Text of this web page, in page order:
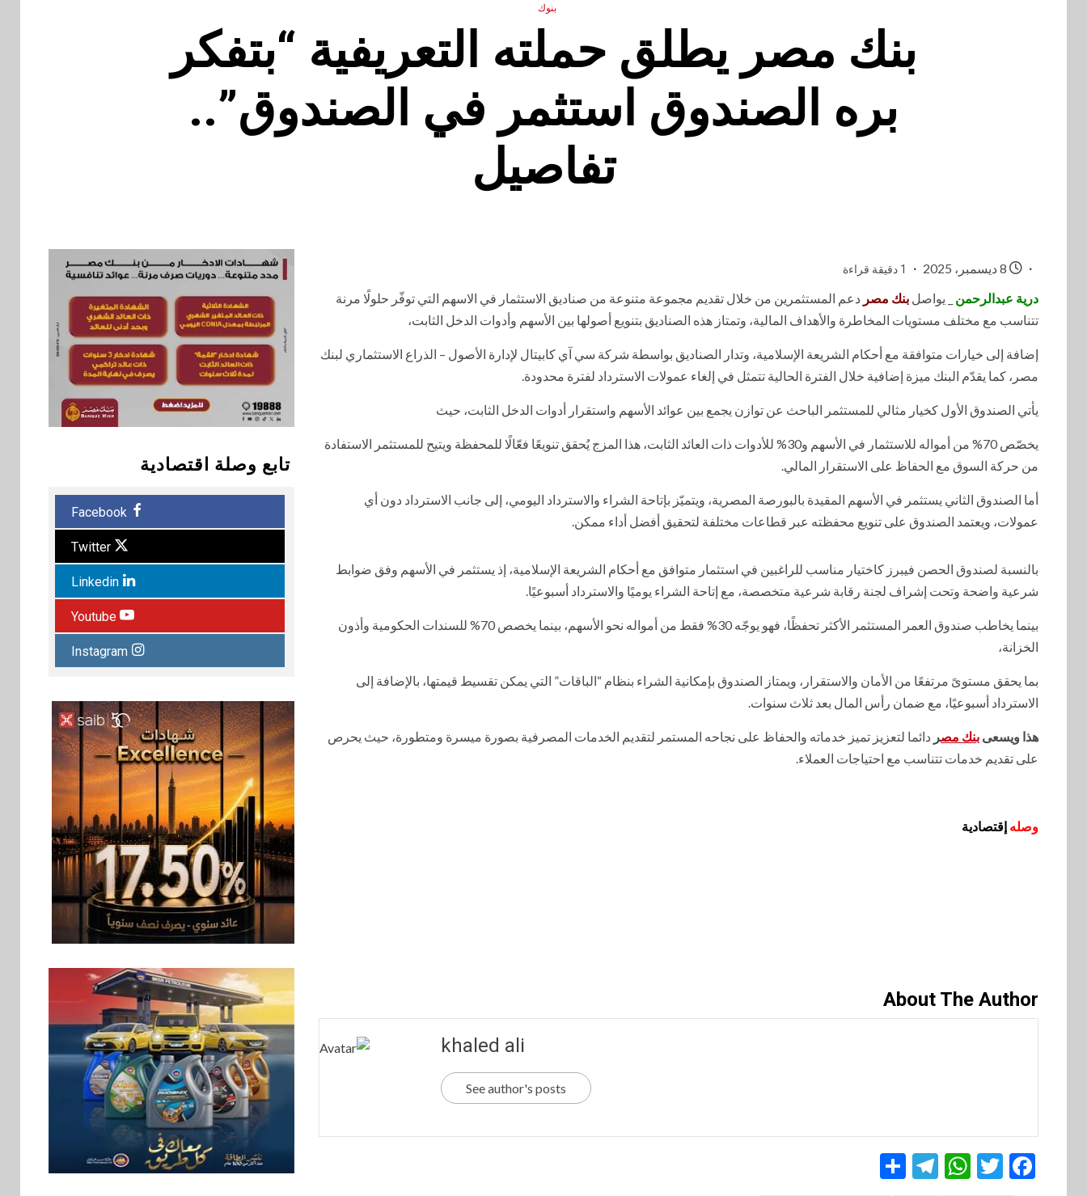
بنوك
بنك مصر يطلق حملته التعريفية “بتفكر
بره الصندوق استثمر في الصندوق”..
تفاصيل
1 دقيقة قراءة
درية عبدالرحمن _ يواصل بنك مصر دعم المستثمرين من خلال تقديم مجموعة متنوعة من صناديق الاستثمار في الاسهم التي توفّر حلولًا مرنة
تتناسب مع مختلف مستويات المخاطرة والأهداف المالية، وتمتاز هذه الصناديق بتنويع أصولها بين الأسهم وأدوات الدخل الثابت،
إضافة إلى خيارات متوافقة مع أحكام الشريعة الإسلامية، وتدار الصناديق بواسطة شركة سي آي كابيتال لإدارة الأصول – الذراع الاستثماري لبنك
مصر، كما يقدّم البنك ميزة إضافية خلال الفترة الحالية تتمثل في إلغاء عمولات الاسترداد لفترة محدودة.
يأتي الصندوق الأول كخيار مثالي للمستثمر الباحث عن توازن يجمع بين عوائد الأسهم واستقرار أدوات الدخل الثابت، حيث
يخصّص 70% من أمواله للاستثمار في الأسهم و30% للأدوات ذات العائد الثابت، هذا المزج يُحقق تنويعًا فعّالًا للمحفظة ويتيح للمستثمر الاستفادة
من حركة السوق مع الحفاظ على الاستقرار المالي.
أما الصندوق الثاني يستثمر في الأسهم المقيدة بالبورصة المصرية، ويتميّز بإتاحة الشراء والاسترداد اليومي، إلى جانب الاسترداد دون أي
عمولات، ويعتمد الصندوق على تنويع محفظته عبر قطاعات مختلفة لتحقيق أفضل أداء ممكن.
بالنسبة لصندوق الحصن فيبرز كاختيار مناسب للراغبين في استثمار متوافق مع أحكام الشريعة الإسلامية، إذ يستثمر في الأسهم وفق ضوابط
شرعية واضحة وتحت إشراف لجنة رقابة شرعية متخصصة، مع إتاحة الشراء يوميًا والاسترداد أسبوعيًا.
بينما يخاطب صندوق العمر المستثمر الأكثر تحفظًا، فهو يوجّه 30% فقط من أمواله نحو الأسهم، بينما يخصص 70% للسندات الحكومية وأذون
الخزانة،
بما يحقق مستوىً مرتفعًا من الأمان والاستقرار، ويمتاز الصندوق بإمكانية الشراء بنظام “الباقات” التي يمكن تقسيط قيمتها، بالإضافة إلى
الاسترداد أسبوعيًا، مع ضمان رأس المال بعد ثلاث سنوات.
هذا ويسعى بنك مصر دائما لتعزيز تميز خدماته والحفاظ على نجاحه المستمر لتقديم الخدمات المصرفية بصورة ميسرة ومتطورة، حيث يحرص
على تقديم خدمات تتناسب مع احتياجات العملاء.
وصله إقتصادية
About The Author
khaled ali
See author's posts
Facebook
Twitter
WhatsApp
Telegram
تابع وصلة اقتصادية
Facebook
Twitter
Linkedin
Youtube
Instagram
اقتصاد
الأعلى يوقّع بروتوكول
تعاون مع البريد لتقديم
خدمة الإعلان
الإلكتروني المسجل
7
اخبار
RAKICT تعلن عن
شراكة استراتيجية مع
MCS لإطلاق محفظة
التدريب الرسمية
لكاسبرسكي